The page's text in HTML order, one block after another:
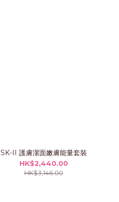
SK-II 護膚潔面嫩膚能量套裝
HK$2,440.00
HK$3,146.00